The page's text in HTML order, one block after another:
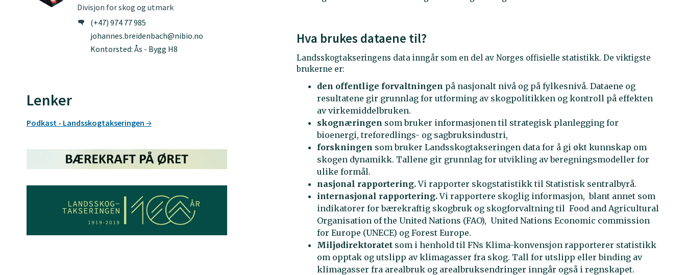
Divisjon for skog og utmark
(+47) 974 77 985
johannes.breidenbach@nibio.no
Kontorsted: Ås - Bygg H8
Lenker
Podkast - Landsskogtakseringen
Hva brukes dataene til?
Landsskogtakseringens data inngår som en del av Norges offisielle statistikk. De viktigste
brukerne er:
den offentlige forvaltningen på nasjonalt nivå og på fylkesnivå. Dataene og
resultatene gir grunnlag for utforming av skogpolitikken og kontroll på effekten
av virkemiddelbruken.
skognæringen som bruker informasjonen til strategisk planlegging for
bioenergi, treforedlings- og sagbruksindustri,
forskningen som bruker Landsskogtakseringen data for å gi økt kunnskap om
skogen dynamikk. Tallene gir grunnlag for utvikling av beregningsmodeller for
ulike formål.
nasjonal rapportering.Vi rapporter skogstatistikk til Statistisk sentralbyrå.
internasjonal rapportering.Vi rapportere skoglig informasjon, blant annet som
indikatorer for bærekraftig skogbruk og skogforvaltning til Food and Agricultural
Organisation of the United Nations (FAO), United Nations Economic commission
for Europe (UNECE) og Forest Europe.
Miljødirektoratet som i henhold til FNs Klima-konvensjon rapporterer statistikk
om opptak og utslipp av klimagasser fra skog. Tall for utslipp eller binding av
klimagasser fra arealbruk og arealbruksendringer inngår også i regnskapet.